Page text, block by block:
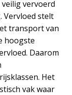
vervoerd
Vervloed stelt
transport van
hoogste
Daarom
Het
vak waar